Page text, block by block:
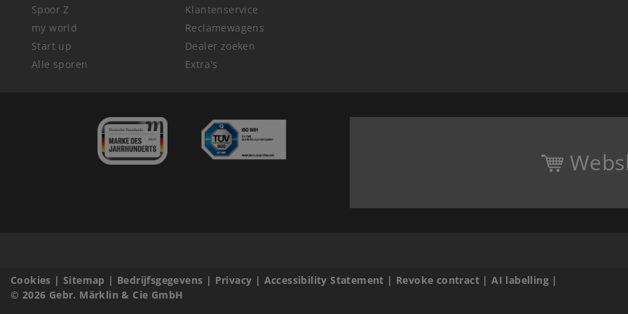
Spoor Z
my world
Start up
Alle sporen
Klantenservice
Reclamewagens
Dealer zoeken
Extra's
Cookies |Sitemap | Bedrijfsgegevens | Privacy | Accessibility Statement | Revoke contract |AI labelling |
© 2026 Gebr. Märklin & Cie GmbH